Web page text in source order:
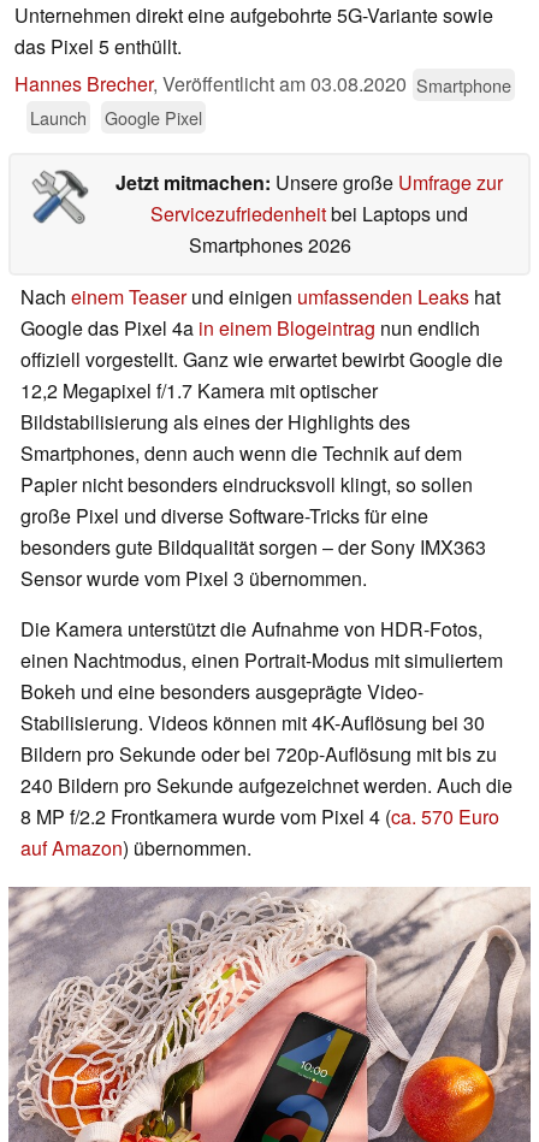
Unternehmen direkt eine aufgebohrte 5G-Variante sowie
das Pixel 5 enthüllt.
Hannes Brecher, Veröffentlicht am03.08.2020 Smartphone
Launch
Google Pixel
Jetzt mitmachen: Unsere große Umfrage zur
Servicezufriedenheitbei Laptops und
Smartphones 2026
Nach einem Teaserund einigen umfassenden Leaks hat
Google das Pixel 4a in einem Blogeintrag nun endlich
offiziell vorgestellt. Ganz wie erwartet bewirbt Google die
12,2 Megapixel f/1.7 Kamera mit optischer
Bildstabilisierung als eines der Highlights des
Smartphones, denn auch wenn die Technik auf dem
Papier nicht besonders eindrucksvoll klingt, so sollen
große Pixel und diverse Software-Tricks für eine
besonders gute Bildqualität sorgen – der Sony IMX363
Sensor wurde vom Pixel 3 übernommen.
Die Kamera unterstützt die Aufnahme von HDR-Fotos,
einen Nachtmodus, einen Portrait-Modus mit simuliertem
Bokeh und eine besonders ausgeprägte Video-
Stabilisierung. Videos können mit 4K-Auflösung bei 30
Bildern pro Sekunde oder bei 720p-Auflösung mit bis zu
240 Bildern pro Sekunde aufgezeichnet werden. Auch die
8 MP f/2.2 Frontkamera wurde vom Pixel 4 (ca. 570 Euro
auf Amazon) übernommen.